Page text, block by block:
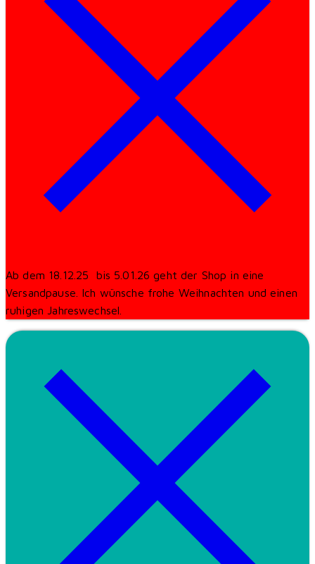
Ab dem 18.12.25 bis 5.01.26 geht der Shop in eine
Versandpause. Ich wünsche frohe Weihnachten und einen
ruhigen Jahreswechsel.